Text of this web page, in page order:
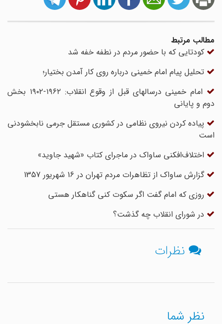
مطالب مرتبط
کودتایی که با حضور مردم در نطفه خفه شد
تحلیل پیام امام خمینی درباره روی کار آمدن بختیار؛
امام خمینی درسالهای قبل از وقوع انقلاب: ۱۹۶۲-۱۹۰۲ بخش
دوم و پایانی
پیاده کردن نیروی نظامی در کشوری مستقل جرمی نابخشودنی
است
اختلاف‌افکنی‌ ساواک در ماجرای کتاب «شهید جاوید»
گزارش ساواک از تظاهرات مردم تهران در 16 شهریور 1357
روزی که امام گفت اگر سکوت کنی گناهکار هستی
در شورای انقلاب چه گذشت؟
نظرات
نظر شما